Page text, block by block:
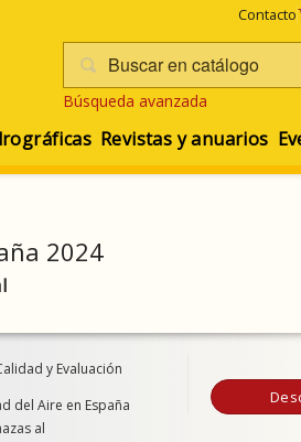
Contacto
Búsqueda avanzada
Revistas y anuarios
2024
y Evaluación
del Aire en España
al